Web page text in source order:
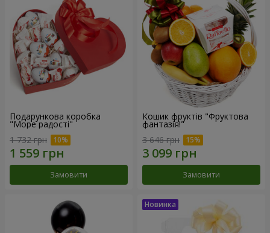
Подарункова коробка
"Море радості"
1 732 грн
Замовити
Кошик фруктів "Фруктова
фантазія!"
3 646 грн
Замовити